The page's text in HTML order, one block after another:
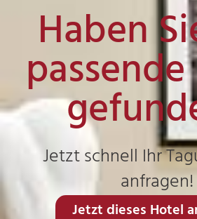
Haben
Jetzt schnell Ihr
anfragen!
Jetzt dieses Hotel